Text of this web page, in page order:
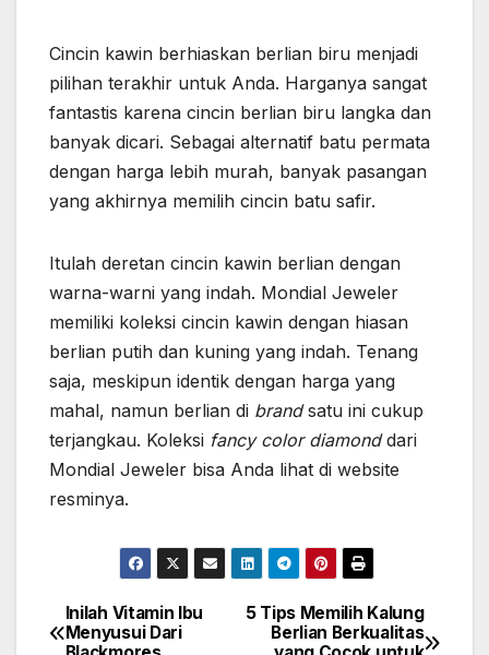
Cincin kawin berhiaskan berlian biru menjadi
pilihan terakhir untuk Anda. Harganya sangat
fantastis karena cincin berlian biru langka dan
banyak dicari. Sebagai alternatif batu permata
dengan harga lebih murah, banyak pasangan
yang akhirnya memilih cincin batu safir.
Itulah deretan cincin kawin berlian dengan
warna-warni yang indah. Mondial Jeweler
memiliki koleksi cincin kawin dengan hiasan
berlian putih dan kuning yang indah. Tenang
saja, meskipun identik dengan harga yang
mahal, namun berlian di brandsatu ini cukup
terjangkau. Koleksi fancy color diamonddari
Mondial Jeweler bisa Anda lihat di website
resminya.
Post
5 Tips Memilih Kalung
Berlian Berkualitas
Inilah Vitamin Ibu
Menyusui Dari